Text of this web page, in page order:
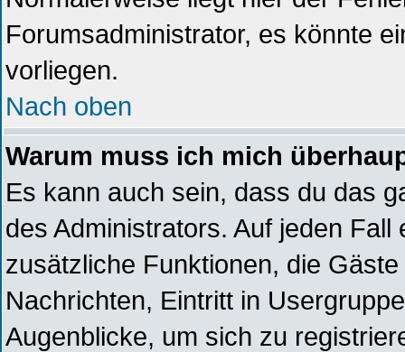
Forumsadministrator, es könnte
vorliegen.
Nach oben
Warum muss ich mich
Es kann auch sein, dass du das
des Administrators. Auf jeden
zusätzliche Funktionen, die
Nachrichten, Eintritt in
Augenblicke, um sich zu